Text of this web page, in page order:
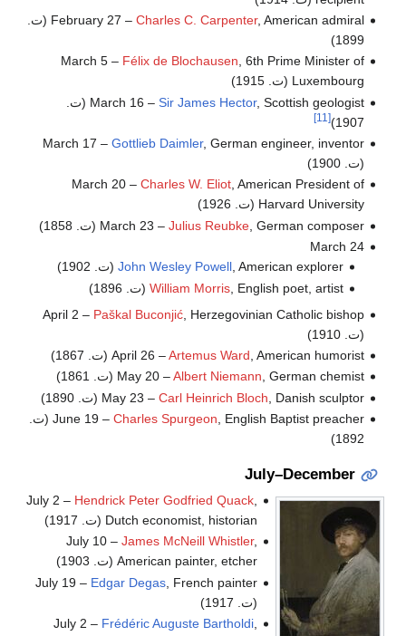
February 27 – Charles C. Carpenter
, American admiral (ت.
1899)
March 5 – Félix de Blochausen, 6th Prime Minister of
Luxembourg (ت. 1915)
March 16 – Sir James Hector
, Scottish geologist (ت.
1907)
[11]
March 17 – Gottlieb Daimler, German engineer, inventor
(ت. 1900)
March 20 – Charles W. Eliot, American President of
Harvard University (ت. 1926)
March 23 – Julius Reubke, German composer (ت. 1858)
March 24
John Wesley Powell, American explorer (ت. 1902)
William Morris , English poet, artist (ت. 1896)
April 2 – Paškal Buconjić, Herzegovinian Catholic bishop
(ت. 1910)
April 26 –Artemus Ward , American humorist (ت. 1867)
May 20 –Albert Niemann, German chemist (ت. 1861)
May 23 – Carl Heinrich Bloch , Danish sculptor (ت. 1890)
June 19 – Charles Spurgeon
, English Baptist preacher (ت.
1892)
July–December
July 2 – Hendrick Peter Godfried Quack
Dutch economist, historian (ت. 1917)
July 10 –James McNeill Whistler,
American painter, etcher (ت. 1903)
July 19 – Edgar Degas , French painter
(ت. 1917)
July 2 – Frédéric Auguste Bartholdi